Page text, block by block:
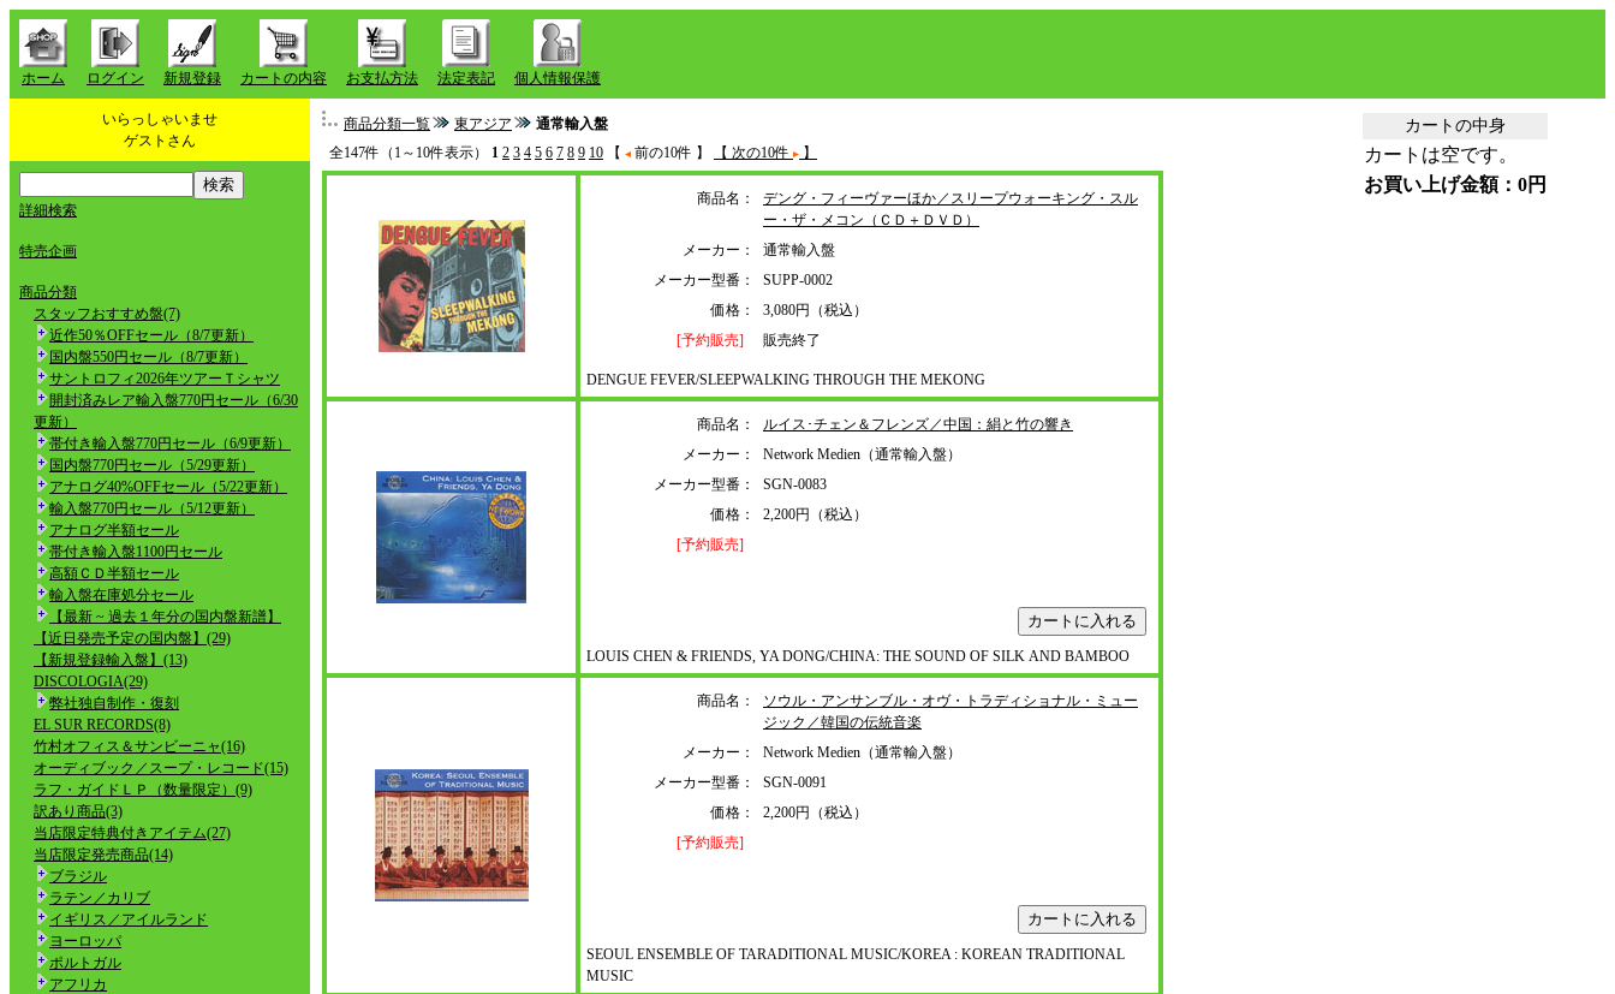
ホーム ログイン 新規登録 カートの内容 お支払方法 法定表記 個人情報保護
いらっしゃいませ
ゲストさん
詳細検索
特売企画
商品分類
スタッフおすすめ盤(7)
近作50％OFFセール（8/7更新）
国内盤550円セール（8/7更新）
サントロフィ2026年ツアーＴシャツ
開封済みレア輸入盤770円セール（6/30
更新）
帯付き輸入盤770円セール（6/9更新）
国内盤770円セール（5/29更新）
アナログ40%OFFセール（5/22更新）
輸入盤770円セール（5/12更新）
アナログ半額セール
帯付き輸入盤1100円セール
高額ＣＤ半額セール
輸入盤在庫処分セール
【最新 ~ 過去１年分の国内盤新譜】
【近日発売予定の国内盤】(29)
【新規登録輸入盤】(13)
DISCOLOGIA(29)
弊社独自制作・復刻
EL SUR RECORDS(8)
竹村オフィス＆サンビーニャ(16)
オーディブック／スープ・レコード(15)
ラフ・ガイドＬＰ（数量限定）(9)
訳あり商品(3)
当店限定特典付きアイテム(27)
当店限定発売商品(14)
ブラジル
ラテン／カリブ
イギリス／アイルランド
ヨーロッパ
ポルトガル
アフリカ
商品分類一覧 東アジア
通常輸入盤
全147件（1～10件表示） 1 2 3 4 5 6 7 8 9 10 【 前の10件 】 【 次の10件 】
商品名：
デング・フィーヴァーほか／スリープウォーキング・スル
ー・ザ・メコン（ＣＤ＋ＤＶＤ）
メーカー：
通常輸入盤
メーカー型番：
SUPP-0002
価格：
3,080円（税込）
[予約販売]
販売終了
DENGUE FEVER/SLEEPWALKING THROUGH THE MEKONG
商品名：
ルイス･チェン＆フレンズ／中国：絹と竹の響き
メーカー：
Network Medien（通常輸入盤）
メーカー型番：
SGN-0083
価格：
2,200円（税込）
[予約販売]
LOUIS CHEN & FRIENDS, YA DONG/CHINA: THE SOUND OF SILK AND BAMBOO
商品名：
ソウル・アンサンブル・オヴ・トラディショナル・ミュー
ジック／韓国の伝統音楽
メーカー：
Network Medien（通常輸入盤）
メーカー型番：
SGN-0091
価格：
2,200円（税込）
[予約販売]
SEOUL ENSEMBLE OF TARADITIONAL MUSIC/KOREA : KOREAN TRADITIONAL
MUSIC
カートの中身
カートは空です。
お買い上げ金額：0円